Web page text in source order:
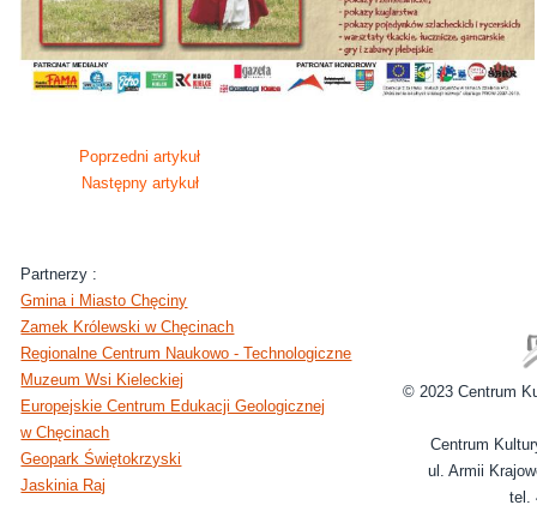
Poprzedni artykuł
Następny artykuł
Partnerzy :
Gmina i Miasto Chęciny
Zamek Królewski w Chęcinach
Regionalne Centrum Naukowo - Technologiczne
Muzeum Wsi Kieleckiej
Europejskie Centrum Edukacji Geologicznej
w Chęcinach
Geopark Świętokrzyski
Jaskinia Raj
© 2023 Centrum
Centrum
ul. Armii
tel.